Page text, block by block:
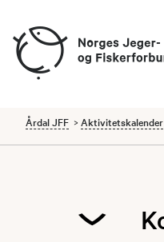
Årdal JFF Aktivitetskalender